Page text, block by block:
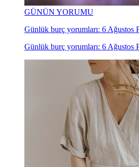
GÜNÜN YORUMU
Günlük burç yorumları: 6 Ağustos
Günlük burç yorumları: 6 Ağustos